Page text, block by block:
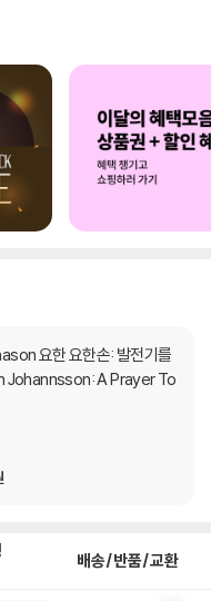
Johannsson: A Prayer To
배송/반품/교환